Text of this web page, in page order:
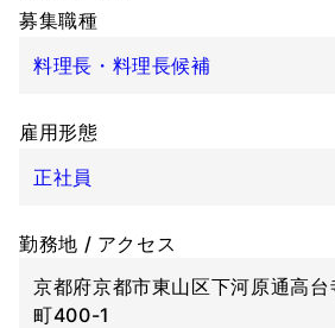
募集職種
料理長・料理長候補
雇用形態
正社員
勤務地 / アクセス
京都府京都市東山区下河原通高
町400-1